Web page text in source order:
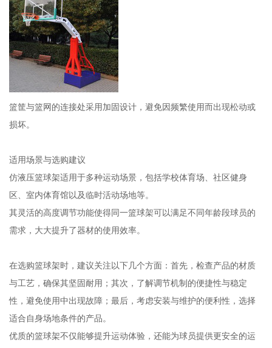
篮筐与篮网的连接处采用加固设计，避免因频繁使用而出现松动或
损坏。
适用场景与选购建议
仿液压篮球架适用于多种运动场景，包括学校体育场、社区健身
区、室内体育馆以及临时活动场地等。
其灵活的高度调节功能使得同一篮球架可以满足不同年龄段球员的
需求，大大提升了器材的使用效率。
在选购篮球架时，建议关注以下几个方面：首先，检查产品的材质
与工艺，确保其坚固耐用；其次，了解调节机制的便捷性与稳定
性，避免使用中出现故障；最后，考虑安装与维护的便利性，选择
适合自身场地条件的产品。
优质的篮球架不仅能够提升运动体验，还能为球员提供更安全的运